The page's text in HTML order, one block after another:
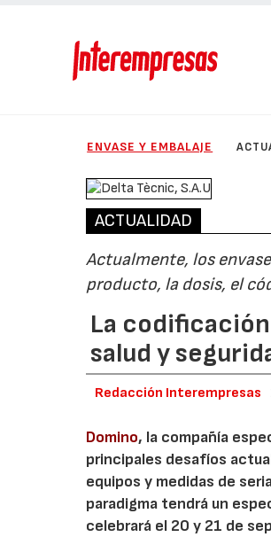
ENVASE Y EMBALAJE
ACTUALIDAD
Actualmente, los
producto, la dosis, el
La
salud y
Redacción Interempresas
Domino, la compañía
principales desafíos
equipos y medidas de
paradigma tendrá un
celebrará el 20 y 21 de